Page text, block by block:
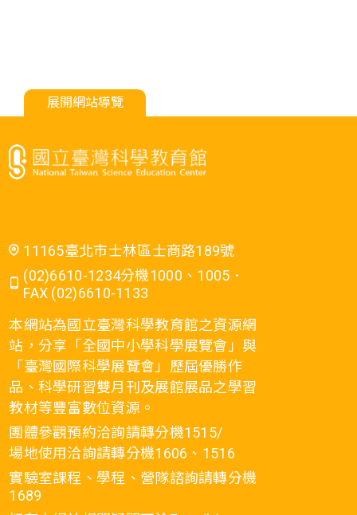
展開網站導覽
11165臺北市士林區士商路189號
(02)6610-1234分機1000、1005．
FAX (02)6610-1133
本網站為國立臺灣科學教育館之資源網
站，分享「全國中小學科學展覽會」與
「臺灣國際科學展覽會」歷屆優勝作
品、科學研習雙月刊及展館展品之學習
教材等豐富數位資源。
團體參觀預約洽詢請轉分機1515/
場地使用洽詢請轉分機1606、1516
實驗室課程、學程、營隊諮詢請轉分機
1689